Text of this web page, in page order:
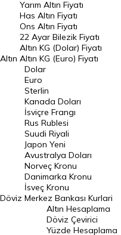
DÖVİZ
Döviz Kuru
Dolar Kuru
Euro Kuru
Pound Kuru
Frank Kuru
Riyal Kuru
Avustralya Doları
Danimarka Kronu Kuru
Kanada Doları Kuru
Norveç Kronu Kuru
İsveç Kronu Kuru
Altın
Yarım Altın Fiyatı
Has Altın Fiyatı
Ons Altın Fiyatı
22 Ayar Bilezik Fiyatı
Altın KG (Dolar) Fiyatı
Altın KG (Euro) Fiyatı
Döviz
Dolar
Euro
Sterlin
Kanada Doları
İsviçre Frangı
Rus Rublesi
Suudi Riyali
Japon Yeni
Avustralya Doları
Norveç Kronu
Danimarka Kronu
İsveç Kronu
Merkez Bankası Kurlari
Altın Hesaplama
Döviz Çevirici
Yüzde Hesaplama